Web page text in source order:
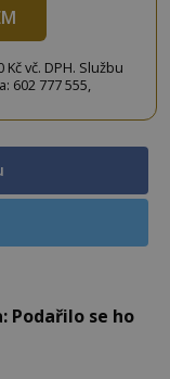
vč. DPH. Službu
602 777 555,
Podařilo se ho